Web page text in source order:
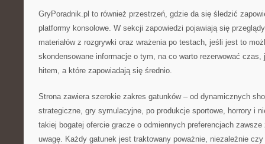
GryPoradnik.pl to również przestrzeń, gdzie da się śledzić
platformy konsolowe. W sekcji zapowiedzi pojawiają się
materiałów z rozgrywki oraz wrażenia po testach, jeśli jest to
skondensowane informacje o tym, na co warto rezerwować czas,
hitem, a które zapowiadają się średnio.
Strona zawiera szerokie zakres gatunków – od dynamicznych
strategiczne, gry symulacyjne, po produkcje sportowe, horrory i
takiej bogatej ofercie gracze o odmiennych preferencjach
uwagę. Każdy gatunek jest traktowany poważnie, niezależnie